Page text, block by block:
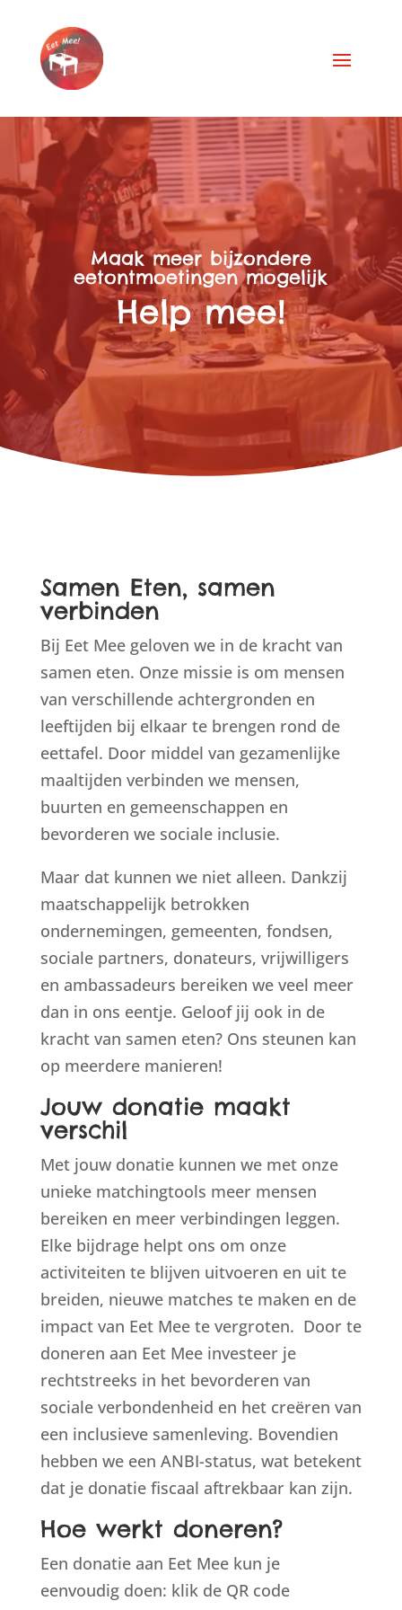
Videospeler
Maak meer bijzondere
eetontmoetingen mogelijk
Help mee!
Samen Eten, samen
verbinden
Bij Eet Mee geloven we in de kracht van
samen eten. Onze missie is om mensen
van verschillende achtergronden en
leeftijden bij elkaar te brengen rond de
eettafel. Door middel van gezamenlijke
maaltijden verbinden we mensen,
buurten en gemeenschappen en
bevorderen we sociale inclusie.
Maar dat kunnen we niet alleen. Dankzij
maatschappelijk betrokken
ondernemingen, gemeenten, fondsen,
sociale partners, donateurs, vrijwilligers
en ambassadeurs bereiken we veel meer
dan in ons eentje. Geloof jij ook in de
kracht van samen eten? Ons steunen kan
op meerdere manieren!
Jouw donatie maakt
verschil
Met jouw donatie kunnen we met onze
unieke matchingtools meer mensen
bereiken en meer verbindingen leggen.
Elke bijdrage helpt ons om onze
activiteiten te blijven uitvoeren en uit te
breiden, nieuwe matches te maken en de
impact van Eet Mee te vergroten. Door te
doneren aan Eet Mee investeer je
rechtstreeks in het bevorderen van
sociale verbondenheid en het creëren van
een inclusieve samenleving. Bovendien
hebben we een ANBI-status, wat betekent
dat je donatie fiscaal aftrekbaar kan zijn.
Hoe werkt doneren?
Een donatie aan Eet Mee kun je
eenvoudig doen: klik de QR code